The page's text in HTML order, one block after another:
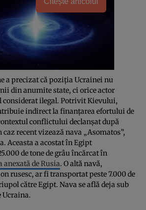
a precizat că poziția Ucrainei nu
din anumite state, ci orice actor
ilegal. Potrivit Kievului,
indirect la finanțarea efortului de
conflictului declanșat după
recent vizează nava „Asomatos”,
Aceasta a acostat în Egipt
de tone de grâu încărcat în
anexată de Rusia. O altă navă,
rusesc, ar fi transportat peste 7.000 de
către Egipt. Nava se află deja sub
Ucraina.